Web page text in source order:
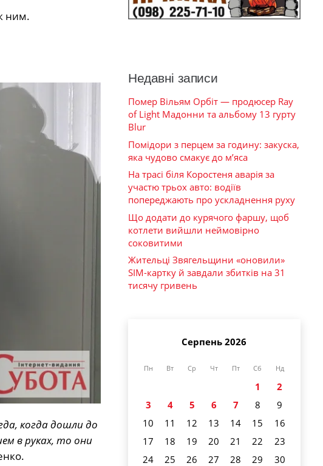
ним.
когда дошли до
в руках, то они
Недавні записи
Помер Вільям Орбіт — продюсер Ray
of Light Мадонни та альбому 13 гурту
Blur
Помідори з перцем за годину: закуска,
яка чудово смакує до м’яса
На трасі біля Коростеня аварія за
участю трьох авто: водіїв
попереджають про ускладнення руху
Що додати до курячого фаршу, щоб
котлети вийшли неймовірно
соковитими
Жительці Звягельщини «оновили»
SIM-картку й завдали збитків на 31
тисячу гривень
Серпень 2026
Пн Вт Ср Чт Пт Сб Нд
1
2
3
4 5 6 7 8
9
10
11 12 13 14 15
16
17
18 19 20 21 22
23
24
25 26 27 28 29
30